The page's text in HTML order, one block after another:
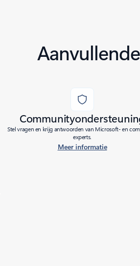
Stel vragen en krijg antwoorden van Microsoft- en
experts.
Meer informatie